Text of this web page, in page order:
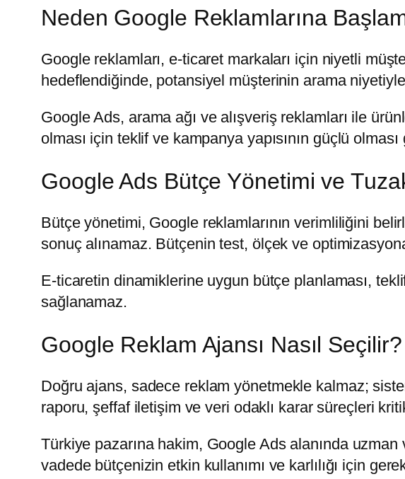
Neden Google Reklamlarına
Google reklamları, e-ticaret markaları için niyetli
hedeflendiğinde, potansiyel müşterinin arama
Google Ads, arama ağı ve alışveriş reklamları ile
olması için teklif ve kampanya yapısının güçlü olması
Google Ads Bütçe Yönetimi ve
Bütçe yönetimi, Google reklamlarının verimliliğini
sonuç alınamaz. Bütçenin test, ölçek ve
E-ticaretin dinamiklerine uygun bütçe planlaması,
sağlanamaz.
Google Reklam Ajansı Nasıl Seçilir?
Doğru ajans, sadece reklam yönetmekle kalmaz;
raporu, şeffaf iletişim ve veri odaklı karar süreçleri
Türkiye pazarına hakim, Google Ads alanında
vadede bütçenizin etkin kullanımı ve karlılığı için